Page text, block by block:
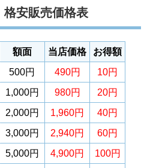
格安販売価格表
額面 当店価格
お得額
500円 490円
10円
1,000円 980円
20円
2,000円 1,960円
40円
3,000円 2,940円
60円
5,000円 4,900円
100円